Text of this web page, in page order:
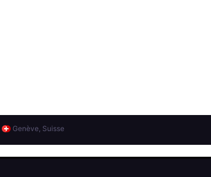
Genève, Suisse